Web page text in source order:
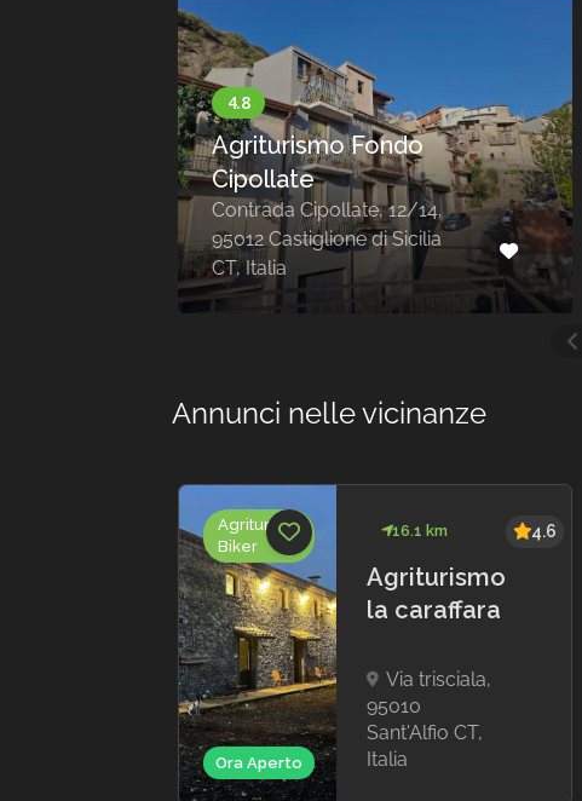
Agriturismo Fondo
Cipollate
Contrada Cipollate, 12/14,
95012 Castiglione di Sicilia
CT, Italia
Annunci nelle vicinanze
Ora Aperto
Agriturismi
Biker
16.1 km
Agriturismo
la caraffara
Via trisciala,
95010
Sant'Alfio CT,
Italia
4.6